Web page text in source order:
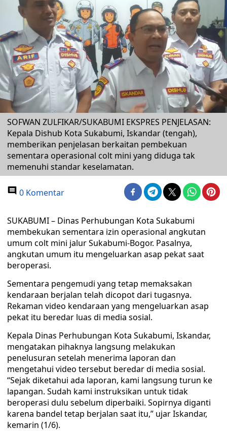
SOFWAN ZULFIKAR/SUKABUMI EKSPRES PENJELASAN:
Kepala Dishub Kota Sukabumi, Iskandar (tengah),
memberikan penjelasan berkaitan pembekuan
sementara operasional colt mini yang diduga tak
memenuhi standar keselamatan.
0 Komentar
SUKABUMI – Dinas Perhubungan Kota Sukabumi
membekukan sementara izin operasional angkutan
umum colt mini jalur Sukabumi-Bogor. Pasalnya,
angkutan umum itu mengeluarkan asap pekat saat
beroperasi.
Sementara pengemudi yang tetap memaksakan
kendaraan berjalan telah dicopot dari tugasnya.
Rekaman video kendaraan yang mengeluarkan asap
pekat itu beredar luas di media sosial.
Kepala Dinas Perhubungan Kota Sukabumi, Iskandar,
mengatakan pihaknya langsung melakukan
penelusuran setelah menerima laporan dan
mengetahui video tersebut beredar di media sosial.
“Sejak diketahui ada laporan, kami langsung turun ke
lapangan. Sudah kami instruksikan untuk tidak
beroperasi dulu sebelum diperbaiki. Sopirnya diganti
karena bandel tetap berjalan saat itu,” ujar Iskandar,
kemarin (1/6).